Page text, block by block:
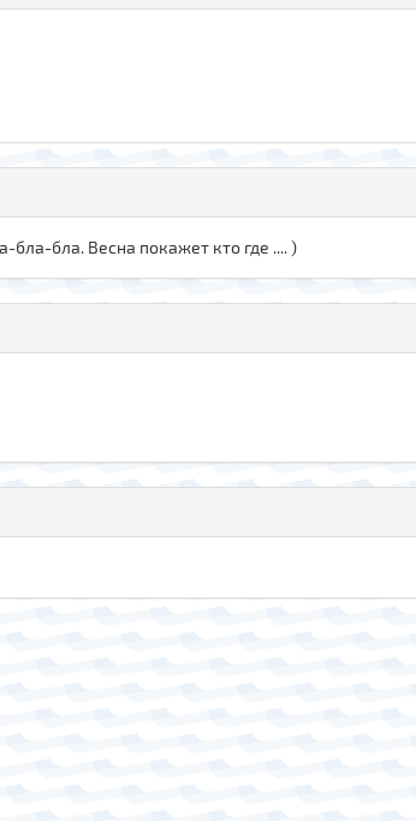
бла-бла. Весна покажет кто где .... )